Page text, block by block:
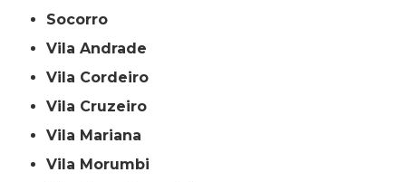
Socorro
Vila Andrade
Vila Cordeiro
Vila Cruzeiro
Vila Mariana
Vila Morumbi